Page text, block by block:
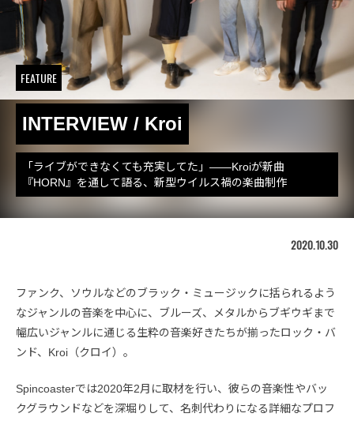
FEATURE
INTERVIEW / Kroi
「ライブができなくても充実してた」――Kroiが新曲
『HORN』を通して語る、新型ウイルス禍の楽曲制作
2020.10.30
ファンク、ソウルなどのブラック・ミュージックに括られるよう
なジャンルの音楽を中心に、ブルーズ、メタルからブギウギまで
幅広いジャンルに通じる生粋の音楽好きたちが揃ったロック・バ
ンド、Kroi（クロイ）。
Spincoasterでは2020年2月に取材を行い、彼らの音楽性やバッ
クグラウンドなどを深堀りして、名刺代わりになる詳細なプロフ